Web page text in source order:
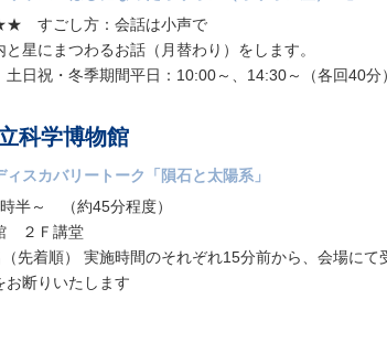
すごし方：会話は小声で
と星にまつわるお話（月替わり）をします。
土日祝・冬季期間平日：10:00～、14:30～（各回40分）
科学博物館
スカバリートーク「隕石と太陽系」
半～ （約45分程度）
２Ｆ講堂
先着順） 実施時間のそれぞれ15分前から、会場にて
お断りいたします